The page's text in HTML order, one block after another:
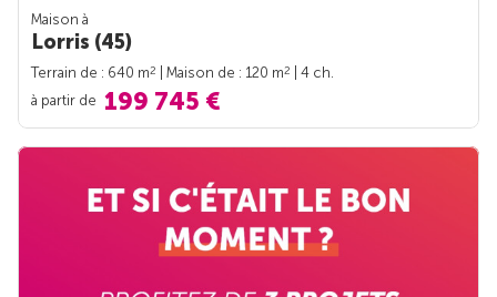
Maison à
Lorris (45)
Terrain de : 640 m2 | Maison de : 120 m2
| 4 ch.
à partir de 199 745 €